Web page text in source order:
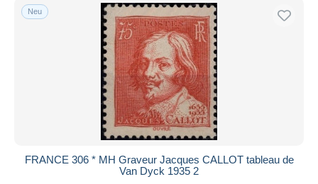
Neu
FRANCE 306 * MH Graveur Jacques CALLOT tableau de
Van Dyck 1935 2